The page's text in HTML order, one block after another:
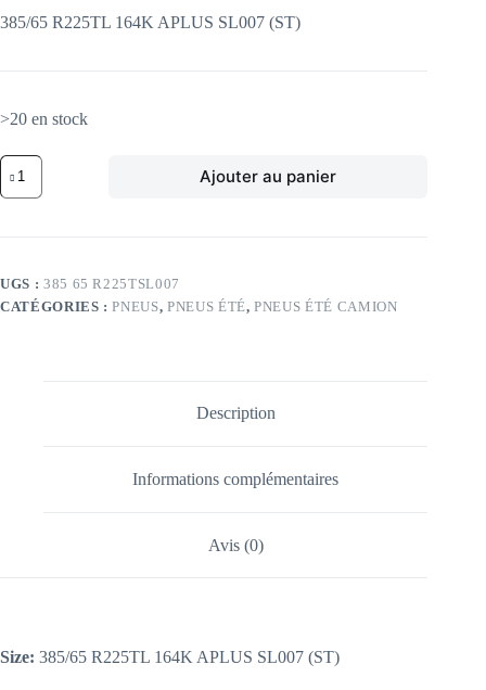
385/65 R225TL 164K APLUS SL007 (ST)
>20 en stock
quantité
de
AQ
APLUS
385/65
R225TL
Ajouter au panier
UGS : 385 65 R225TSL007
CATÉGORIES :PNEUS,PNEUS ÉTÉ,PNEUS ÉTÉ CAMION
Description
Informations complémentaires
Avis (0)
Size: 385/65 R225TL 164K APLUS SL007 (ST)